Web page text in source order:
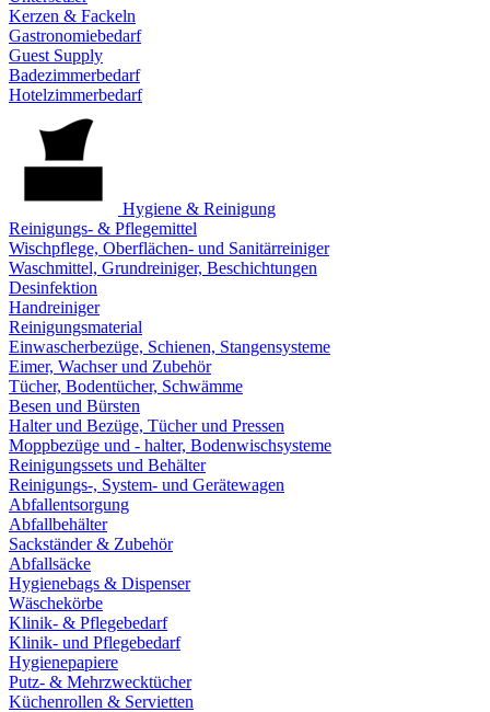
Kerzen & Fackeln
Gastronomiebedarf
Guest Supply
Badezimmerbedarf
Hotelzimmerbedarf
Hygiene & Reinigung
Reinigungs- & Pflegemittel
Wischpflege, Oberflächen- und Sanitärreiniger
Waschmittel, Grundreiniger, Beschichtungen
Desinfektion
Handreiniger
Reinigungsmaterial
Einwascherbezüge, Schienen, Stangensysteme
Eimer, Wachser und Zubehör
Tücher, Bodentücher, Schwämme
Besen und Bürsten
Halter und Bezüge, Tücher und Pressen
Moppbezüge und - halter, Bodenwischsysteme
Reinigungssets und Behälter
Reinigungs-, System- und Gerätewagen
Abfallentsorgung
Abfallbehälter
Sackständer & Zubehör
Abfallsäcke
Hygienebags & Dispenser
Wäschekörbe
Klinik- & Pflegebedarf
Klinik- und Pflegebedarf
Hygienepapiere
Putz- & Mehrzwecktücher
Küchenrollen & Servietten